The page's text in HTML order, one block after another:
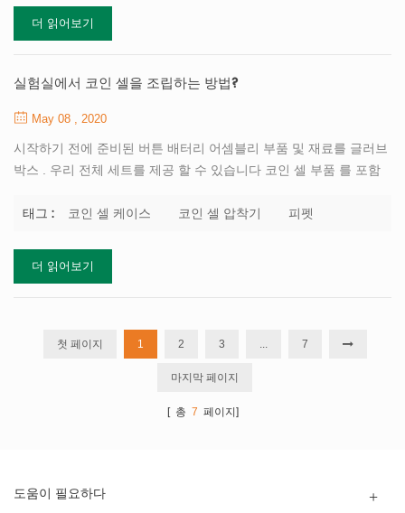
전극 롤링 프레스 : 첫 번째는 버를 제거하고 표면을 매끄럽고 평평
하게 만드는 것입니다. 배터리가 다이어프램을 관통하도록 설치 될
높이고 줄입니다. 임피던스. 압력이 너무 높으면 필름이 말리며 배터
리 조립에 도움이됩니다. 전극 롤링 공정에서, 전극...
더 읽어보기
실험실에서 코인 셀을 조립하는 방법?
May 08 , 2020
시작하기 전에 준비된 버튼 배터리 어셈블리 부품 및 재료를 글러브
박스 . 우리 전체 세트를 제공 할 수 있습니다 코인 셀 부품 를 포함
질 코인 셀 스페이서 , 웨이브 스프링 벨빌 와셔, 배터리 분리기 . 1.
펫 주로 배터리 전해질 주입 및 배터리 연구에 사용됩니다. 3. 배터
태그 : 코인 셀 케이스 코인 셀 압착기 피펫
더 읽어보기
첫 페이지 1 2 3 ... 7
마지막 페이지
[ 총 7 페이지]
도움이 필요하다